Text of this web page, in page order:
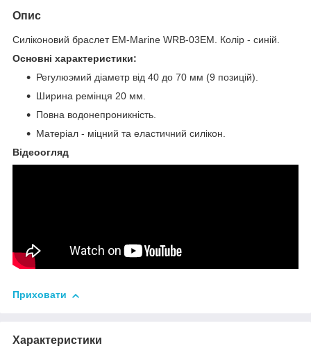
Опис
Силіконовий браслет EM-Marine WRB-03EM. Колір - синій.
Основні характеристики:
Регулюэмий діаметр від 40 до 70 мм (9 позицій).
Ширина ремінця 20 мм.
Повна водонепроникність.
Матеріал - міцний та еластичний силікон.
Відеоогляд
Приховати
Характеристики